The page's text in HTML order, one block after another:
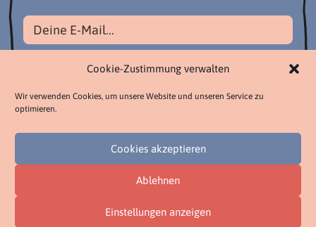
Cookie-Zustimmung verwalten
Wir verwenden Cookies, um unsere Website und unseren Service zu
optimieren.
Cookies akzeptieren
Ablehnen
Einstellungen anzeigen
Datenschutzbestimmungen akzeptieren